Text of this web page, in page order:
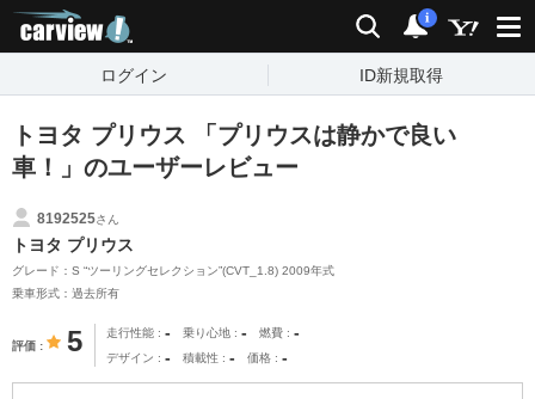
検索 通知
i
ログイン ID新規取得
トヨタ プリウス 「プリウスは静かで良い
車！」のユーザーレビュー
8192525さん
トヨタ プリウス
グレード：S “ツーリングセレクション”(CVT_1.8) 2009年式
乗車形式：過去所有
評価 5 走行性能 - 乗り心地 - 燃費 -
デザイン - 積載性 - 価格 -